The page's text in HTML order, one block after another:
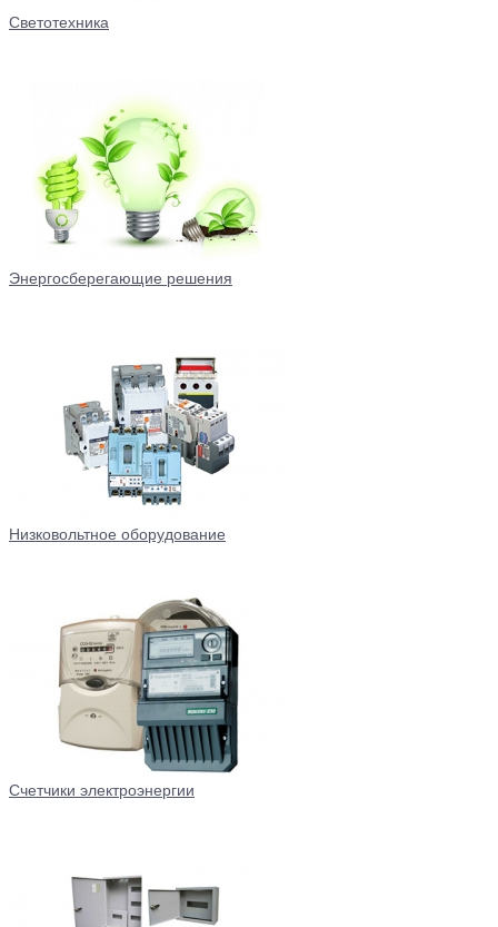
Светотехника
Энергосберегающие решения
Низковольтное оборудование
Счетчики электроэнергии